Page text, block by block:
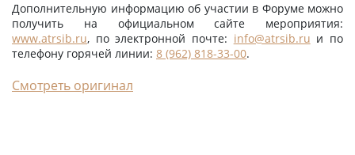
Дополнительную информацию об участии в Форуме можно
получить на официальном сайте мероприятия:
www.atrsib.ru, по электронной почте: info@atrsib.ru и по
телефону горячей линии: 8 (962) 818-33-00.
Смотреть оригинал